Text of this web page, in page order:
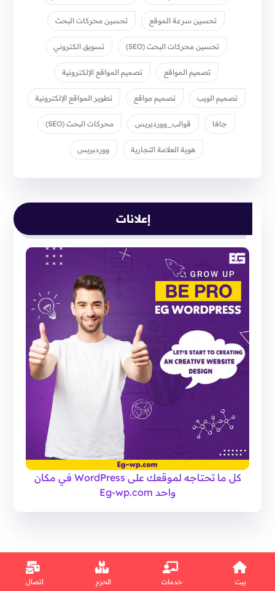
تحسين سرعة الموقع تحسين محركات البحث
تحسين محركات البحث (SEO) تسويق الكتروني
تصميم المواقع تصميم المواقع الإلكترونية
تصميم الويب تصميم مواقع تطوير المواقع الإلكترونية
جافا قوالب_ووردبريس محركات البحث (SEO)
هوية العلامة التجارية ووردبريس
إعلانات
كل ما تحتاجه لموقعك على WordPress في مكان
واحد Eg-wp.com
بيت خدمات الحزم اتصال